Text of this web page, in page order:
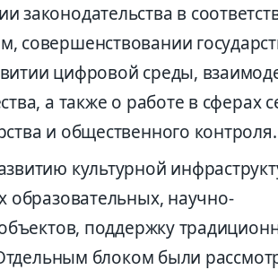
в
цифровой среды,
а также о работе в сферах
и общественного контроля.
культурной
образовательных, научно-
поддержку
блоком были